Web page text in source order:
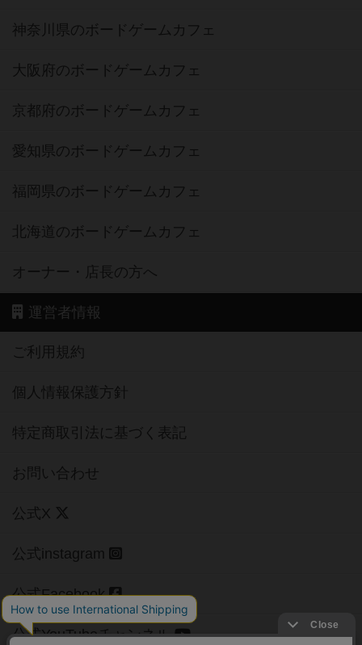
神奈川県のボードゲームカフェ
大阪府のボードゲームカフェ
京都府のボードゲームカフェ
愛知県のボードゲームカフェ
福岡県のボードゲームカフェ
北海道のボードゲームカフェ
オーナー・店長の方へ
運営者情報
ご利用規約
個人情報保護方針
特定商取引法に基づく表記
お問い合わせ
公式X
公式instagram
公式Facebook
公式YouTubeチャンネル